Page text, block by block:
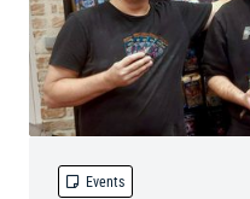
 Events